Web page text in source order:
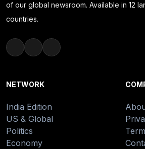
of our global newsroom. Available in 12
countries.
NETWORK
India Edition
US & Global
Politics
Economy